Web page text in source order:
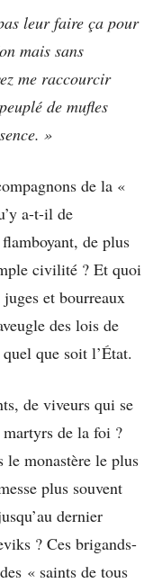
leur faire ça pour
mais sans
me raccourcir
de mufles
»
de la «
a-t-il de
de plus
civilité ? Et quoi
et bourreaux
des lois de
que soit l’État.
de viveurs qui se
martyrs de la foi ?
le monastère le plus
plus souvent
dernier
? Ces brigands-
« saints de tous